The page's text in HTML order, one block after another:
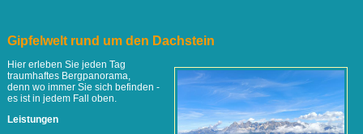
Gipfelwelt rund um den Dachstein
Hier erleben Sie jeden Tag
traumhaftes Bergpanorama,
denn wo immer Sie sich befinden -
es ist in jedem Fall oben.
Leistungen